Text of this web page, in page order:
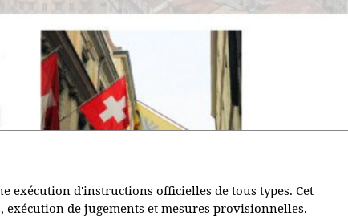
exécution d'instructions officielles de tous types. Cet
de jugements et mesures provisionnelles.